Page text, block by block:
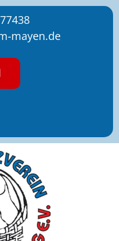
mayen.de